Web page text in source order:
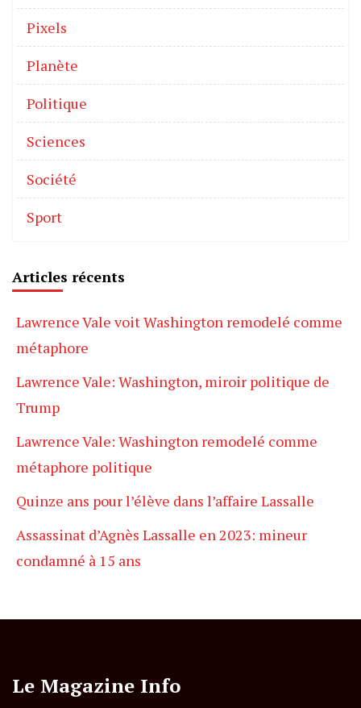
Pixels
Planète
Politique
Sciences
Société
Sport
Articles récents
Lawrence Vale voit Washington remodelé comme
métaphore
Lawrence Vale: Washington, miroir politique de
Trump
Lawrence Vale: Washington remodelé comme
métaphore politique
Quinze ans pour l’élève dans l’affaire Lassalle
Assassinat d’Agnès Lassalle en 2023: mineur
condamné à 15 ans
Le Magazine Info